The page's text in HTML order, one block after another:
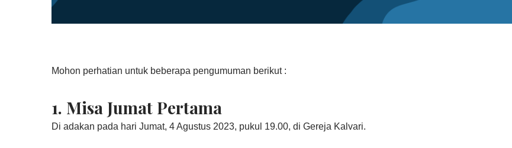
Mohon perhatian untuk beberapa pengumuman berikut :
1. Misa Jumat Pertama
Di adakan pada hari Jumat, 4 Agustus 2023, pukul 19.00, di Gereja Kalvari.